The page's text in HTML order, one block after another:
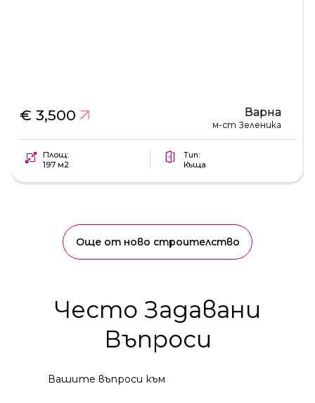
€ 3,500 Варна
м-ст Зеленика
Площ:
197 м2
Тип:
Къща
Още от ново строителство
Често Задавани
Въпроси
Вашите въпроси към